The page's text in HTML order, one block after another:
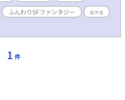
クラスメイト。一花の置かれた特
一花に惹かれていく。『性別って
何であっても構わない』 それぞれ
。 後半若干スポ根めいたりして
ふんわりSFファンタジー
α×α
1 件